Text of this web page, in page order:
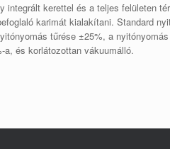
integrált kerettel és a teljes felületen
karimát kialakítani. Standard
tűrése ±25%, a
a, és korlátozottan vákuumálló.